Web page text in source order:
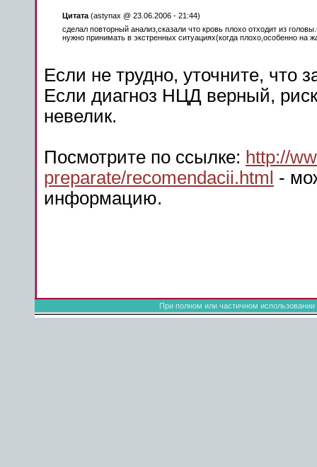
Цитата(astynax @ 23.06.2006 - 21:44)
сделал повторный анализ,сказали что кровь плохо отходит из головы
нужно принимать в экстренных ситуациях(когда плохо,особенно на
Если не трудно, уточните, что
Если диагноз НЦД верный,
невелик.
Посмотрите по ссылке: http://
preparate/recomendacii.html -
информацию.
При полном или частичном